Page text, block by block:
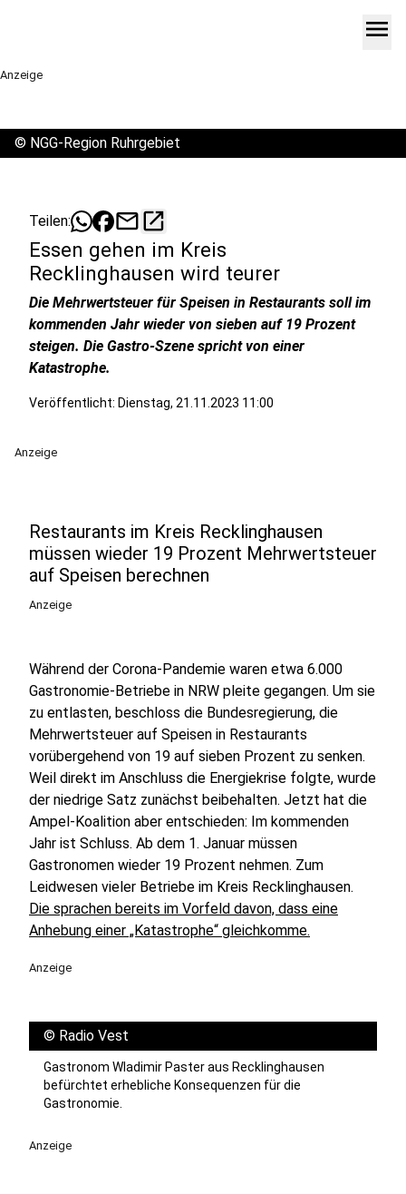
menu
Anzeige
© NGG-Region Ruhrgebiet
Teilen: mailopen_in_new
Essen gehen im Kreis
Recklinghausen wird teurer
Die Mehrwertsteuer für Speisen in Restaurants soll im
kommenden Jahr wieder von sieben auf 19 Prozent
steigen. Die Gastro-Szene spricht von einer
Katastrophe.
Veröffentlicht: Dienstag, 21.11.2023 11:00
Anzeige
Restaurants im Kreis Recklinghausen
müssen wieder 19 Prozent Mehrwertsteuer
auf Speisen berechnen
Anzeige
Während der Corona-Pandemie waren etwa 6.000
Gastronomie-Betriebe in NRW pleite gegangen. Um sie
zu entlasten, beschloss die Bundesregierung, die
Mehrwertsteuer auf Speisen in Restaurants
vorübergehend von 19 auf sieben Prozent zu senken.
Weil direkt im Anschluss die Energiekrise folgte, wurde
der niedrige Satz zunächst beibehalten. Jetzt hat die
Ampel-Koalition aber entschieden: Im kommenden
Jahr ist Schluss. Ab dem 1. Januar müssen
Gastronomen wieder 19 Prozent nehmen. Zum
Leidwesen vieler Betriebe im Kreis Recklinghausen.
Die sprachen bereits im Vorfeld davon, dass eine
Anhebung einer „Katastrophe“ gleichkomme.
Anzeige
© Radio Vest
Gastronom Wladimir Paster aus Recklinghausen
befürchtet erhebliche Konsequenzen für die
Gastronomie.
Anzeige